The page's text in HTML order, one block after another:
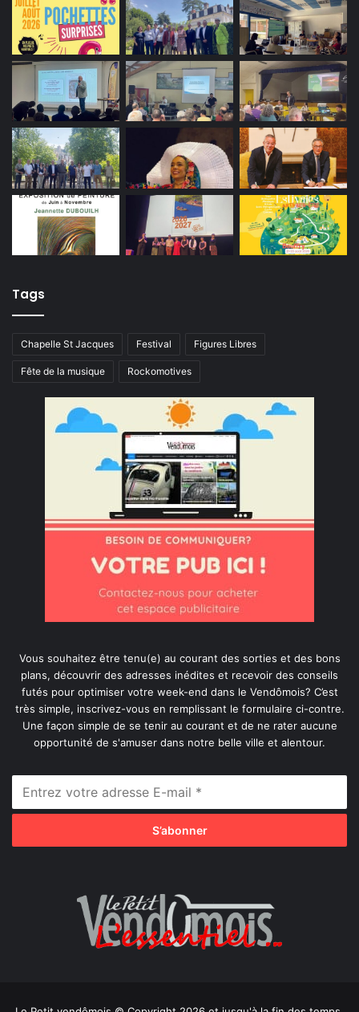
Tags
Chapelle St Jacques Festival Figures Libres
Fête de la musique Rockomotives
Vous souhaitez être tenu(e) au courant des sorties et des bons
plans, découvrir des adresses inédites et recevoir des conseils
futés pour optimiser votre week-end dans le Vendômois? C’est
très simple, inscrivez-vous en remplissant le formulaire ci-contre.
Une façon simple de se tenir au courant et de ne rater aucune
opportunité de s'amuser dans notre belle ville et alentour.